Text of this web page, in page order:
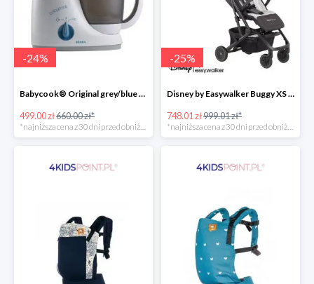
-24%
Babycook® Original grey/blue Beaba
499.00 zł660.00 zł*
*najniższa cena z 30 dni przed obniżką
-25%
Disney by Easywalker Buggy XS Wózek spacerowy z osłonką przeciwdeszczową Mickey Shield
748.01 zł999.01 zł*
*najniższa cena z 30 dni przed obniżką